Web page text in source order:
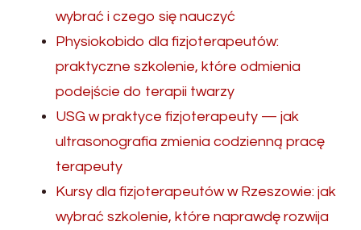
wybrać i czego się nauczyć
Physiokobido dla fizjoterapeutów:
praktyczne szkolenie, które odmienia
podejście do terapii twarzy
USG w praktyce fizjoterapeuty — jak
ultrasonografia zmienia codzienną pracę
terapeuty
Kursy dla fizjoterapeutów w Rzeszowie: jak
wybrać szkolenie, które naprawdę rozwija